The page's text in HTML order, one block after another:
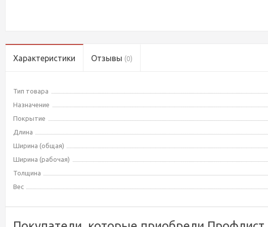
Характеристики Отзывы (0)
Тип товара
Назначение
Покрытие
Длина
Ширина (общая)
Ширина (рабочая)
Толщина
Вес